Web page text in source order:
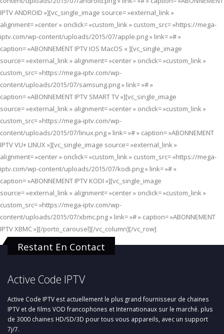
IPTV ANDROID »][vc_single_image source= »external_link »
alignment= »center » onclick= »custom_link » custom_src= »https://mega-
iptv.com/wp-content/uploads/2015/07/apple.png » link= »# »
caption= »ABONNEMENT IPTV IOS MacOS « ][vc_single_image
source= »external_link » alignment= »center » onclick= »custom_link »
custom_src= »https://mega-iptv.com/wp-
content/uploads/2015/07/samsung.png » link= »# »
caption= »ABONNEMENT IPTV SMART TV »][vc_single_image
source= »external_link » alignment= »center » onclick= »custom_link »
custom_src= »https://mega-iptv.com/wp-
content/uploads/2015/07/linux.png » link= »# » caption= »ABONNEMENT
IPTV VU+ LINUX »][vc_single_image source= »external_link »
alignment= »center » onclick= »custom_link » custom_src= »https://mega-
iptv.com/wp-content/uploads/2015/07/kodi.png » link= »# »
caption= »ABONNEMENT IPTV KODI »][vc_single_image
source= »external_link » alignment= »center » onclick= »custom_link »
custom_src= »https://mega-iptv.com/wp-
content/uploads/2015/07/xbmc.png » link= »# » caption= »ABONNEMENT
IPTV XBMC »][/porto_carousel][/vc_column][/vc_row]
Restant En Contact
Active Code IPTV
Active Code IPTV est actuellement le plus grand fournisseur de chaines
IPTV et de films VOD francophones et Internationaux sur le marché. plus
de 3000 chaines HD/SD/3D pour tous vous appareils, avec un support
7j/7.